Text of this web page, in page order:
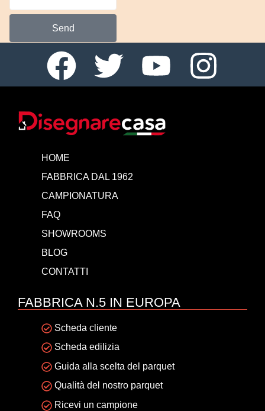
Send
HOME
FABBRICA DAL 1962
CAMPIONATURA
FAQ
SHOWROOMS
BLOG
CONTATTI
FABBRICA N.5 IN EUROPA
Scheda cliente
Scheda edilizia
Guida alla scelta del parquet
Qualità del nostro parquet
Ricevi un campione